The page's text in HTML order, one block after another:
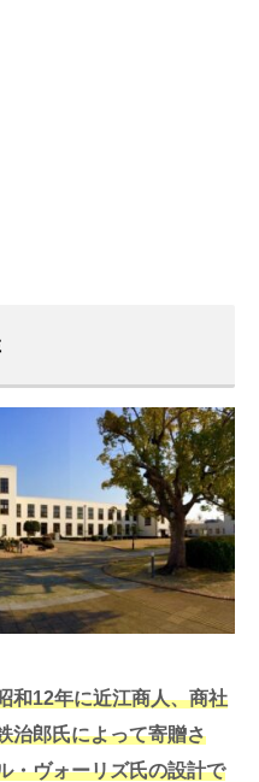
和12年に近江商人、商社
治郎氏によって寄贈さ
・ヴォーリズ氏の設計で